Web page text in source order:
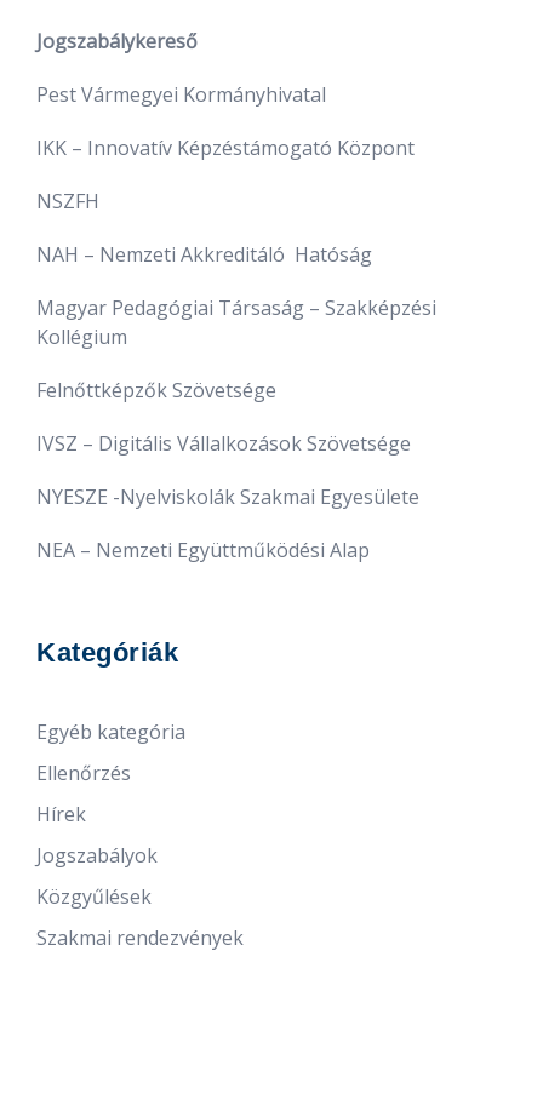
Jogszabálykereső
Pest Vármegyei Kormányhivatal
IKK – Innovatív Képzéstámogató Központ
NSZFH
NAH – Nemzeti Akkreditáló Hatóság
Magyar Pedagógiai Társaság – Szakképzési
Kollégium
Felnőttképzők Szövetsége
IVSZ – Digitális Vállalkozások Szövetsége
NYESZE -Nyelviskolák Szakmai Egyesülete
NEA – Nemzeti Együttműködési Alap
Kategóriák
Egyéb kategória
Ellenőrzés
Hírek
Jogszabályok
Közgyűlések
Szakmai rendezvények